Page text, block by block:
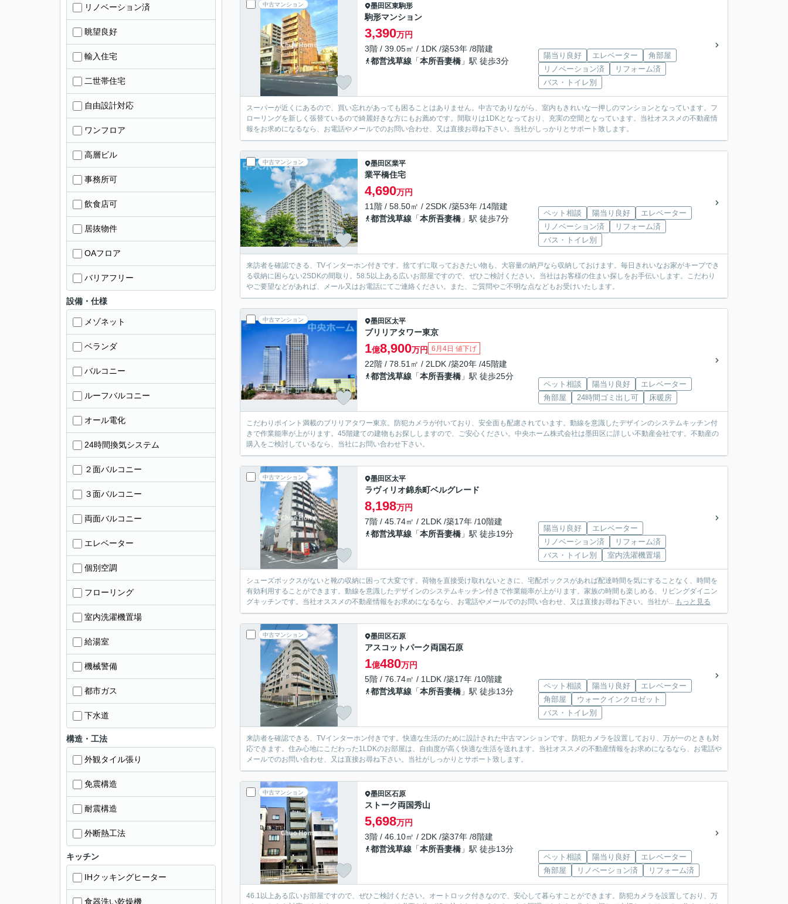
中古マンション 墨田区東駒形
駒形マンション
3,390万円
3階 / 39.05㎡ / 1DK /築53年 /8階建
都営浅草線 「本所吾妻橋 」駅 徒歩3分
陽当り良好 エレベーター
角部屋
リノベーション済
リフォーム済
バス・トイレ別
スーパーが近くにあるので、買い忘れがあっても困ることはありません。中古でありながら、室内もきれいな一押しのマンションとなっています。フ
ローリングを新しく張替ているので綺麗好きな方にもお薦めです。間取りは1DKとなっており、充実の空間となっています。当社オススメの不動産情
報をお求めになるなら、お電話やメールでのお問い合わせ、又は直接お尋ね下さい。当社がしっかりとサポート致します。
中古マンション 墨田区業平
業平橋住宅
4,690万円
11階 / 58.50㎡ / 2SDK /築53年 /14階建
都営浅草線 「本所吾妻橋 」駅 徒歩7分
ペット相談 陽当り良好
エレベーター
リノベーション済
リフォーム済
バス・トイレ別
来訪者を確認できる、TVインターホン付きです。捨てずに取っておきたい物も、大容量の納戸なら収納しておけます。毎日きれいなお家がキープでき
る収納に困らない2SDKの間取り。58.5以上ある広いお部屋ですので、ぜひご検討ください。当社はお客様の住まい探しをお手伝いします。こだわり
やご要望などがあれば、メール又はお電話にてご連絡ください。また、ご質問やご不明な点などもお受けいたします。
中古マンション 墨田区太平
ブリリアタワー東京
1億8,900万円 6月4日 値下げ
22階 / 78.51㎡ / 2LDK /築20年 /45階建
都営浅草線 「本所吾妻橋 」駅 徒歩25分
ペット相談 陽当り良好
エレベーター
角部屋
24時間ゴミ出し可 床暖房
こだわりポイント満載のブリリアタワー東京。防犯カメラが付いており、安全面も配慮されています。動線を意識したデザインのシステムキッチン付
きで作業能率が上がります。45階建ての建物もお探ししますので、ご安心ください。中央ホーム株式会社は墨田区に詳しい不動産会社です。不動産の
購入をご検討しているなら、当社にお問い合わせ下さい。
中古マンション 墨田区太平
ラヴィリオ錦糸町ベルグレード
8,198万円
7階 / 45.74㎡ / 2LDK /築17年 /10階建
都営浅草線 「本所吾妻橋 」駅 徒歩19分
陽当り良好
エレベーター
リノベーション済
リフォーム済
バス・トイレ別
室内洗濯機置場
シューズボックスがないと靴の収納に困って大変です。荷物を直接受け取れないときに、宅配ボックスがあれば配達時間を気にすることなく、時間を
有効利用することができます。動線を意識したデザインのシステムキッチン付きで作業能率が上がります。家族の時間も楽しめる、リビングダイニン
グキッチンです。当社オススメの不動産情報をお求めになるなら、お電話やメールでのお問い合わせ、又は直接お尋ね下さい。当社が... もっと見る
中古マンション 墨田区石原
アスコットパーク両国石原
1億480万円
5階 / 76.74㎡ / 1LDK /築17年 /10階建
都営浅草線 「本所吾妻橋 」駅 徒歩13分
ペット相談 陽当り良好
エレベーター
角部屋
ウォークインクロゼット
バス・トイレ別
来訪者を確認できる、TVインターホン付きです。快適な生活のために設計された中古マンションです。防犯カメラを設置しており、万が一のときも対
応できます。住み心地にこだわった1LDKのお部屋は、自由度が高く快適な生活を送れます。当社オススメの不動産情報をお求めになるなら、お電話や
メールでのお問い合わせ、又は直接お尋ね下さい。当社がしっかりとサポート致します。
中古マンション 墨田区石原
ストーク両国秀山
5,698万円
3階 / 46.10㎡ / 2DK /築37年 /8階建
都営浅草線 「本所吾妻橋 」駅 徒歩13分
ペット相談 陽当り良好
エレベーター
角部屋
リノベーション済 リフォーム済
46.1以上ある広いお部屋ですので、ぜひご検討ください。オートロック付きなので、安心して暮らすことができます。防犯カメラを設置しており、万
リノベーション済
眺望良好
輸入住宅
二世帯住宅
自由設計対応
ワンフロア
高層ビル
事務所可
飲食店可
居抜物件
OAフロア
バリアフリー
設備・仕様
メゾネット
ベランダ
バルコニー
ルーフバルコニー
オール電化
24時間換気システム
２面バルコニー
３面バルコニー
両面バルコニー
エレベーター
個別空調
フローリング
室内洗濯機置場
給湯室
機械警備
都市ガス
下水道
構造・工法
外観タイル張り
免震構造
耐震構造
外断熱工法
キッチン
IHクッキングヒーター
食器洗い乾燥機